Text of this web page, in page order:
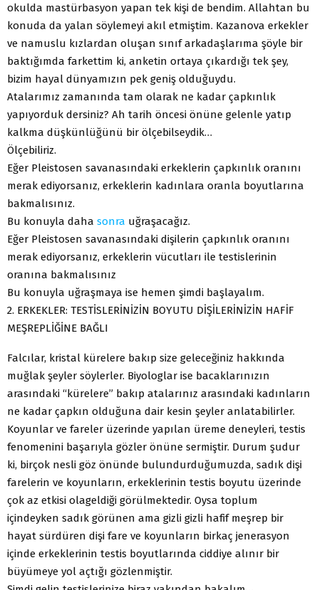
okulda mastürbasyon yapan tek kişi de bendim. Allahtan bu
konuda da yalan söylemeyi akıl etmiştim. Kazanova erkekler
ve namuslu kızlardan oluşan sınıf arkadaşlarıma şöyle bir
baktığımda farkettim ki, anketin ortaya çıkardığı tek şey,
bizim hayal dünyamızın pek geniş olduğuydu.
Atalarımız zamanında tam olarak ne kadar çapkınlık
yapıyorduk dersiniz? Ah tarih öncesi önüne gelenle yatıp
kalkma düşkünlüğünü bir ölçebilseydik…
Ölçebiliriz.
Eğer Pleistosen savanasındaki erkeklerin çapkınlık oranını
merak ediyorsanız, erkeklerin kadınlara oranla boyutlarına
bakmalısınız.
Bu konuyla daha sonra uğraşacağız.
Eğer Pleistosen savanasındaki dişilerin çapkınlık oranını
merak ediyorsanız, erkeklerin vücutları ile testislerinin
oranına bakmalısınız
Bu konuyla uğraşmaya ise hemen şimdi başlayalım.
2. ERKEKLER: TESTİSLERİNİZİN BOYUTU DİŞİLERİNİZİN HAFİF
MEŞREPLİĞİNE BAĞLI
Falcılar, kristal kürelere bakıp size geleceğiniz hakkında
muğlak şeyler söylerler. Biyologlar ise bacaklarınızın
arasındaki “kürelere” bakıp atalarınız arasındaki kadınların
ne kadar çapkın olduğuna dair kesin şeyler anlatabilirler.
Koyunlar ve fareler üzerinde yapılan üreme deneyleri, testis
fenomenini başarıyla gözler önüne sermiştir. Durum şudur
ki, birçok nesli göz önünde bulundurduğumuzda, sadık dişi
farelerin ve koyunların, erkeklerinin testis boyutu üzerinde
çok az etkisi olageldiği görülmektedir. Oysa toplum
içindeyken sadık görünen ama gizli gizli hafif meşrep bir
hayat sürdüren dişi fare ve koyunların birkaç jenerasyon
içinde erkeklerinin testis boyutlarında ciddiye alınır bir
büyümeye yol açtığı gözlenmiştir.